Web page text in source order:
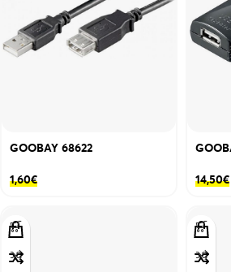
GOOBAY 68622
1,60€ 14,50€